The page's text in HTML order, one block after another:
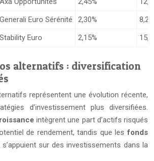
Generali Euro Sérénité 2,30%
8,2
Stability Euro 2,15% 15,8
alternatifs : diversification
représentent une évolution récente,
d’investissement plus diversifiées.
intègrent une part d’actifs risqués
de rendement, tandis que lesfonds
s’appuient sur des investissements dans la